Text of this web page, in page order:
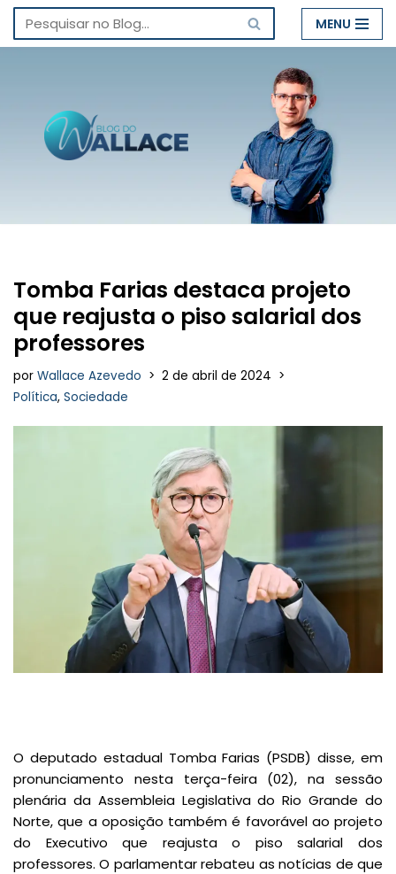
Pular
conteúdo
MENU
Tomba Farias destaca projeto
que reajusta o piso salarial dos
professores
por Wallace Azevedo
2 de abril de 2024
Política, Sociedade
O deputado estadual Tomba Farias (PSDB) disse, em
pronunciamento nesta terça-feira (02), na sessão
plenária da Assembleia Legislativa do Rio Grande do
Norte, que a oposição também é favorável ao projeto
do Executivo que reajusta o piso salarial dos
professores. O parlamentar rebateu as notícias de que